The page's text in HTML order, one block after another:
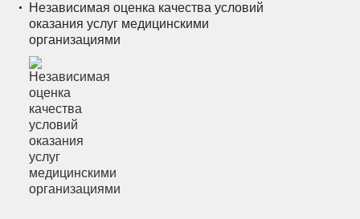
Независимая оценка качества условий
оказания услуг медицинскими
организациями